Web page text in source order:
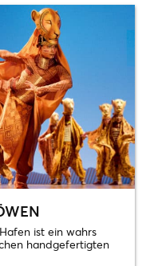
ist ein wahrs
handgefertigten